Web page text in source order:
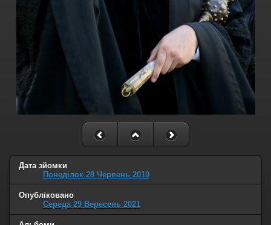
Дата зйомки
Понеділок 28 Червень 2010
Опубліковано
Середа 29 Вересень 2021